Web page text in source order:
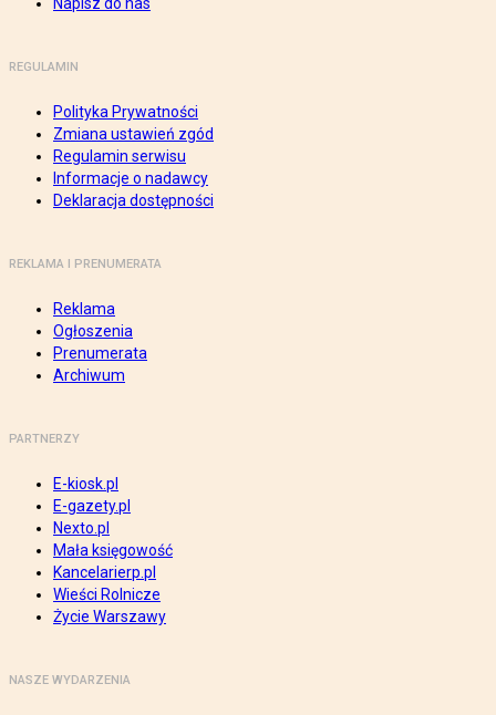
REGULAMIN
Polityka Prywatności
Zmiana ustawień zgód
Regulamin serwisu
Informacje o nadawcy
Deklaracja dostępności
REKLAMA I PRENUMERATA
Reklama
Ogłoszenia
Prenumerata
Archiwum
PARTNERZY
E-kiosk.pl
E-gazety.pl
Nexto.pl
Mała księgowość
Kancelarierp.pl
Wieści Rolnicze
Życie Warszawy
NASZE WYDARZENIA